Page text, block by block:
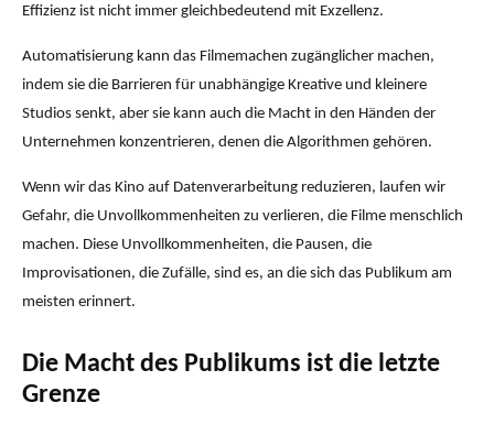
Effizienz ist nicht immer gleichbedeutend mit Exzellenz.
Automatisierung kann das Filmemachen zugänglicher machen,
indem sie die Barrieren für unabhängige Kreative und kleinere
Studios senkt, aber sie kann auch die Macht in den Händen der
Unternehmen konzentrieren, denen die Algorithmen gehören.
Wenn wir das Kino auf Datenverarbeitung reduzieren, laufen wir
Gefahr, die Unvollkommenheiten zu verlieren, die Filme menschlich
machen. Diese Unvollkommenheiten, die Pausen, die
Improvisationen, die Zufälle, sind es, an die sich das Publikum am
meisten erinnert.
Die Macht des Publikums ist die letzte
Grenze